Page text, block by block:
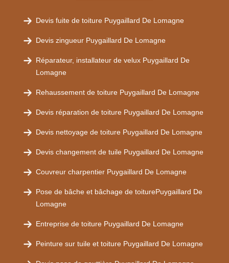
Devis fuite de toiture Puygaillard De Lomagne
Devis zingueur Puygaillard De Lomagne
Réparateur, installateur de velux Puygaillard De
Lomagne
Rehaussement de toiture Puygaillard De Lomagne
Devis réparation de toiture Puygaillard De Lomagne
Devis nettoyage de toiture Puygaillard De Lomagne
Devis changement de tuile Puygaillard De Lomagne
Couvreur charpentier Puygaillard De Lomagne
Pose de bâche et bâchage de toiturePuygaillard De
Lomagne
Entreprise de toiture Puygaillard De Lomagne
Peinture sur tuile et toiture Puygaillard De Lomagne